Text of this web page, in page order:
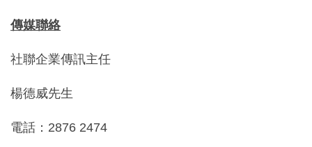
傳媒聯絡
社聯企業傳訊主任
楊德威先生
電話：2876 2474